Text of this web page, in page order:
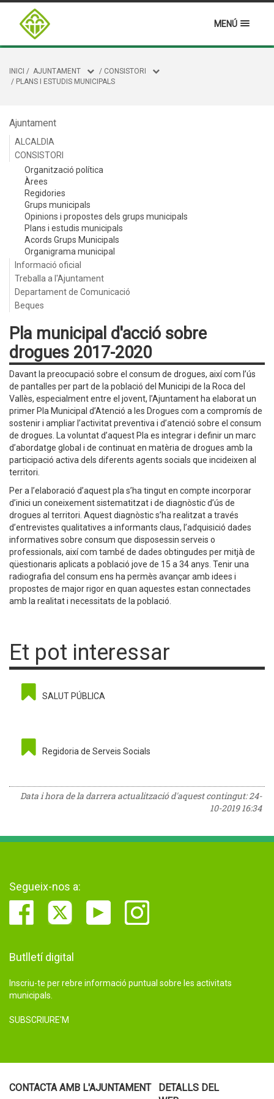
MENÚ
INICI / AJUNTAMENT / CONSISTORI
/ PLANS I ESTUDIS MUNICIPALS
Ajuntament
ALCALDIA
CONSISTORI
Organització política
Àrees
Regidories
Grups municipals
Opinions i propostes dels grups municipals
Plans i estudis municipals
Acords Grups Municipals
Organigrama municipal
Informació oficial
Treballa a l'Ajuntament
Departament de Comunicació
Beques
Pla municipal d'acció sobre
drogues 2017-2020
Davant la preocupació sobre el consum de drogues, així com l’ús
de pantalles per part de la població del Municipi de la Roca del
Vallès, especialment entre el jovent, l’Ajuntament ha elaborat un
primer Pla Municipal d’Atenció a les Drogues com a compromís de
sostenir i ampliar l’activitat preventiva i d’atenció sobre el consum
de drogues. La voluntat d’aquest Pla es integrar i definir un marc
d’abordatge global i de continuat en matèria de drogues amb la
participació activa dels diferents agents socials que incideixen al
territori.
Per a l’elaboració d’aquest pla s’ha tingut en compte incorporar
d’inici un coneixement sistematitzat i de diagnòstic d’ús de
drogues al territori. Aquest diagnòstic s’ha realitzat a través
d’entrevistes qualitatives a informants claus, l’adquisició dades
informatives sobre consum que disposessin serveis o
professionals, així com també de dades obtingudes per mitjà de
qüestionaris aplicats a població jove de 15 a 34 anys. Tenir una
radiografia del consum ens ha permès avançar amb idees i
propostes de major rigor en quan aquestes estan connectades
amb la realitat i necessitats de la població.
Et pot interessar
SALUT PÚBLICA
Regidoria de Serveis Socials
Data i hora de la darrera actualització d'aquest contingut:24-
10-2019 16:34
Segueix-nos a:
Butlletí digital
Inscriu-te per rebre informació puntual sobre les activitats
municipals.
SUBSCRIURE'M
CONTACTA AMB L'AJUNTAMENT
DETALLS DEL